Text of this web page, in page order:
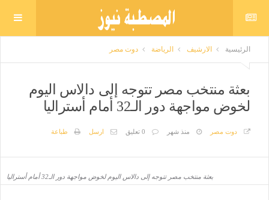
الرئيسية الارشيف الرياضة دوت مصر
بعثة منتخب مصر تتوجه إلى دالاس اليوم
لخوض مواجهة دور الـ32 أمام أستراليا
دوت مصر منذ شهر 0 تعليق ارسل طباعة
بعثة منتخب مصر تتوجه إلى دالاس اليوم لخوض مواجهة دور الـ32 أمام أستراليا